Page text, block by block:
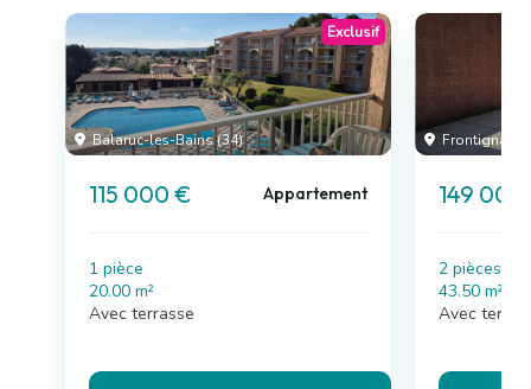
Balaruc-les-Bains (34)
Exclusif
115 000 € Appartement
1 pièce
20.00 m²
Avec terrasse
Frontignan
149
2 pièces , 1
43.50 m²
Avec